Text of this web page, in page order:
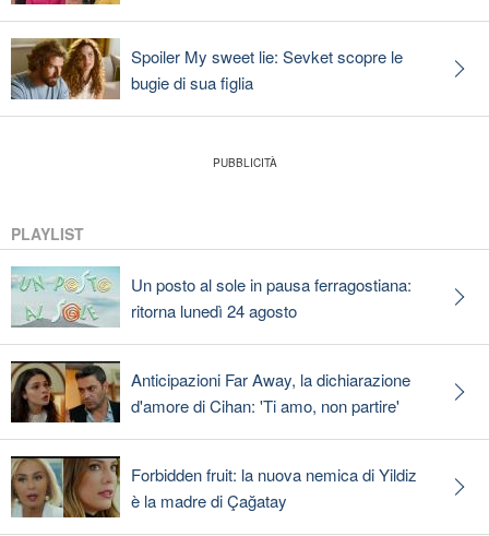
Spoiler My sweet lie: Sevket scopre le
bugie di sua figlia
PLAYLIST
Un posto al sole in pausa ferragostiana:
ritorna lunedì 24 agosto
Anticipazioni Far Away, la dichiarazione
d'amore di Cihan: 'Ti amo, non partire'
Forbidden fruit: la nuova nemica di Yildiz
è la madre di Çağatay